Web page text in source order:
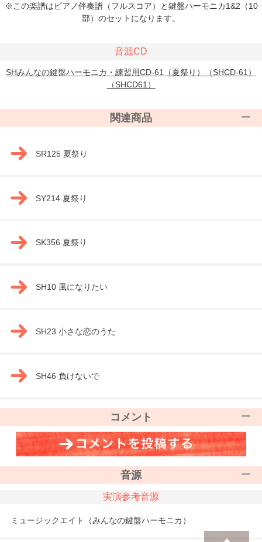
※この楽譜はピアノ伴奏譜（フルスコア）と鍵盤ハーモニカ1&2（10
部）のセットになります。
音源CD
SHみんなの鍵盤ハーモニカ・練習用CD-61（夏祭り）（SHCD-61）
（SHCD61）
関連商品
SR125 夏祭り
SY214 夏祭り
SK356 夏祭り
SH10 風になりたい
SH23 小さな恋のうた
SH46 負けないで
コメント
音源
実演参考音源
ミュージックエイト（みんなの鍵盤ハーモニカ）